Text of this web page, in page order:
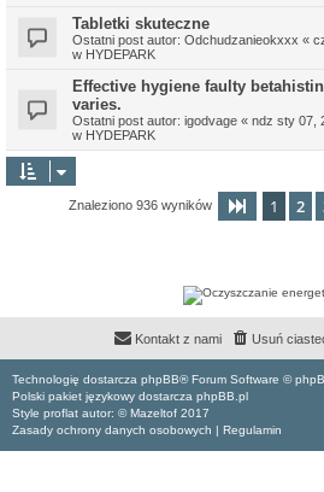
Tabletki skuteczne
Ostatni post autor: Odchudzanieokxxx «
w HYDEPARK
Effective hygiene faulty
varies.
Ostatni post autor: igodvage « ndz sty 07,
w HYDEPARK
Znaleziono 936 wyników Strona
1 2
Usuń
Kontakt z nami
Technologię dostarcza phpBB® Forum Software ©
Polski pakiet językowy dostarcza phpBB.pl
Style proflat autor: ©Mazeltof 2017
Zasady ochrony danych osobowych | Regulamin